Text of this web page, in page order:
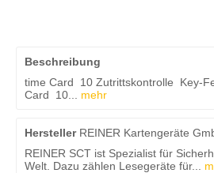
Beschreibung
time Card 10 Zutrittskontrolle Key-
Card 10...
mehr
HerstellerREINER Kartengeräte
REINER SCT ist Spezialist für
Welt. Dazu zählen Lesegeräte für...